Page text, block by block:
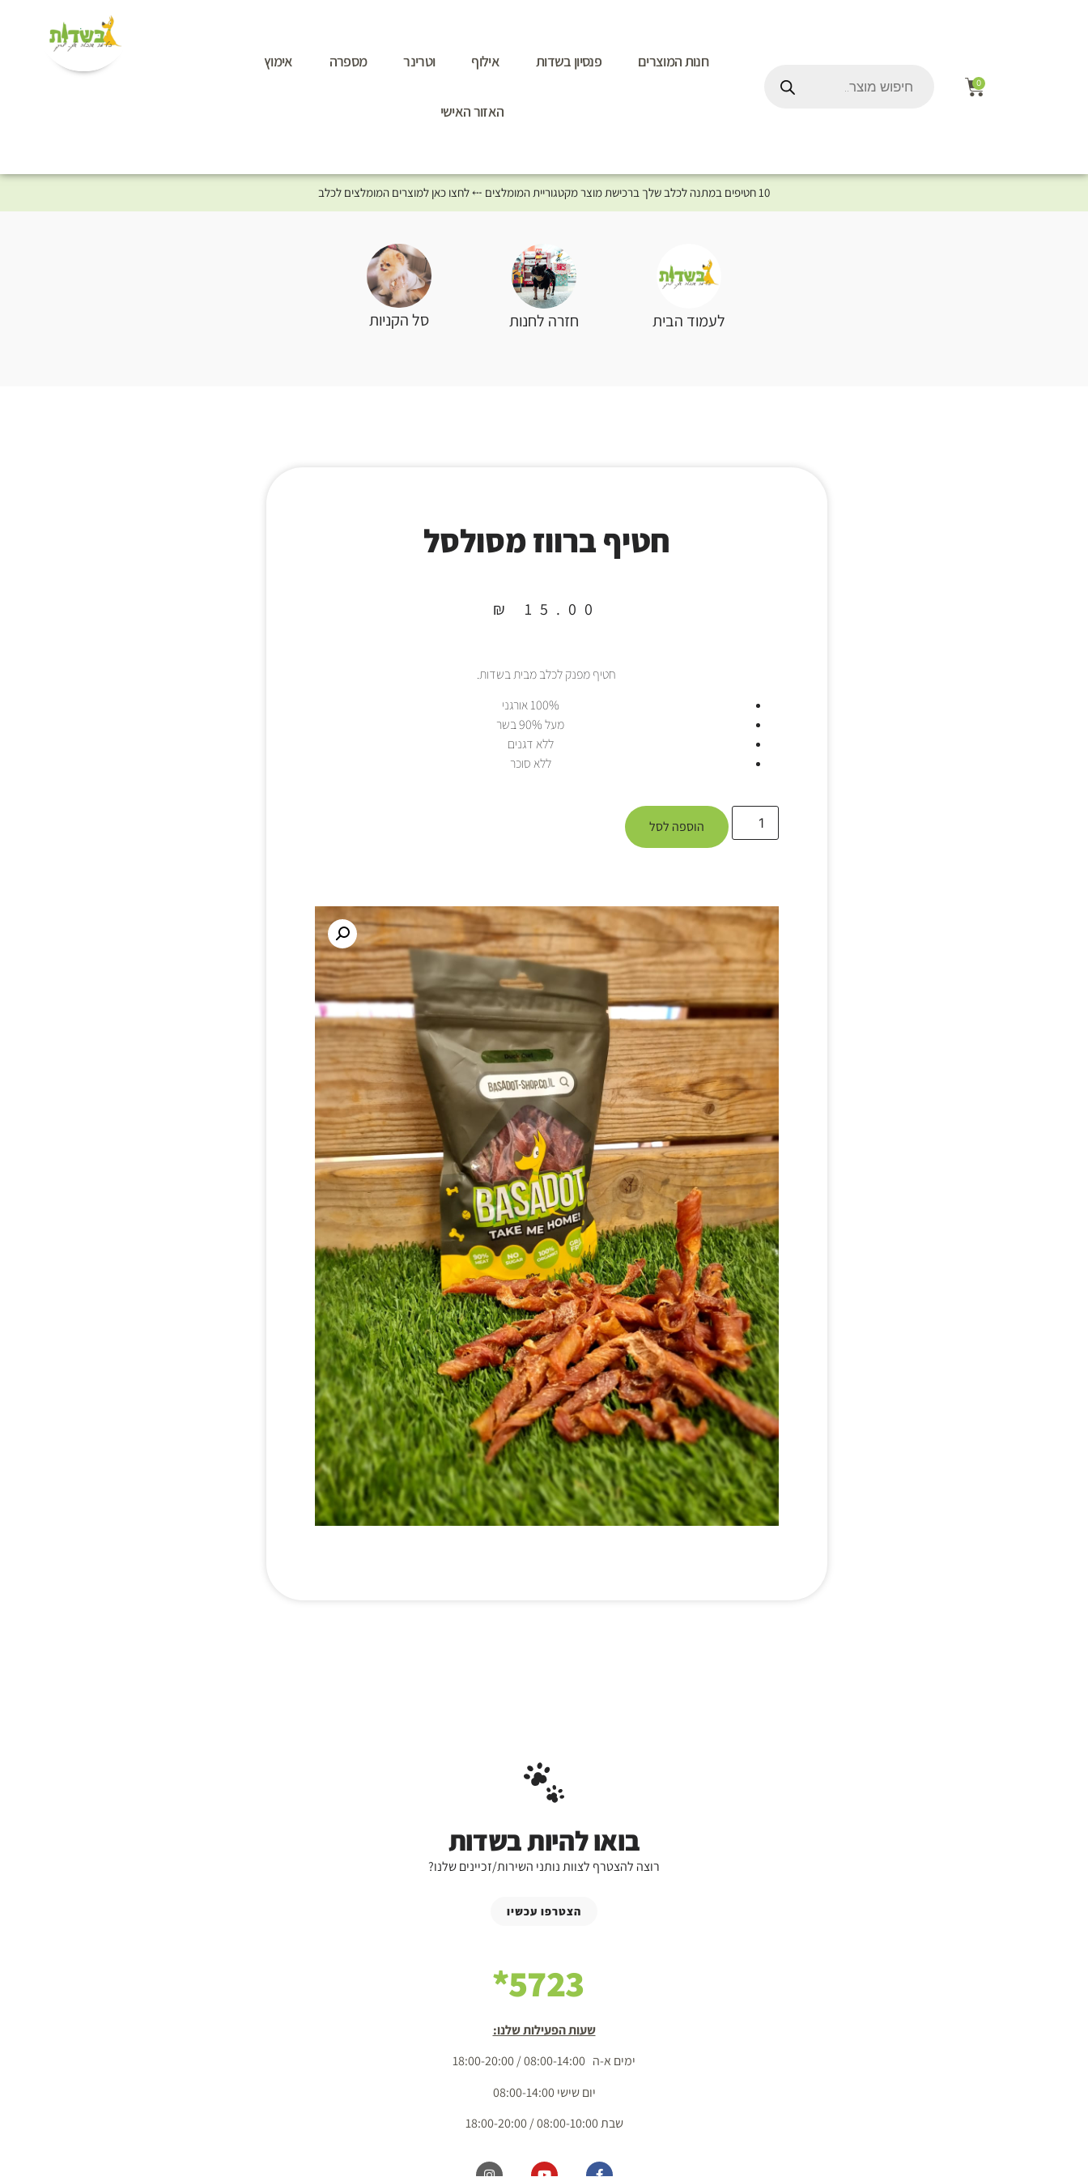
0
חנות המוצרים פנסיון בשדות אילוף וטרינר מספרה אימוץ
האזור האישי
10 חטיפים במתנה לכלב שלך ברכישת מוצר מקטגוריית המומלצים ⤎ לחצו כאן למוצרים המומלצים לכלב
לעמוד הבית חזרה לחנות סל הקניות
חטיף ברווז מסולסל
₪ 15.00
חטיף מפנק לכלב מבית בשדות.
100% אורגני
מעל 90% בשר
ללא דגנים
ללא סוכר
הוספה לסל
בואו להיות בשדות
רוצה להצטרף לצוות נותני השירות/זכיינים שלנו?
הצטרפו עכשיו
5723*
שעות הפעילות שלנו:
ימים א-ה 08:00-14:00 / 18:00-20:00
יום שישי 08:00-14:00
שבת 08:00-10:00 / 18:00-20:00